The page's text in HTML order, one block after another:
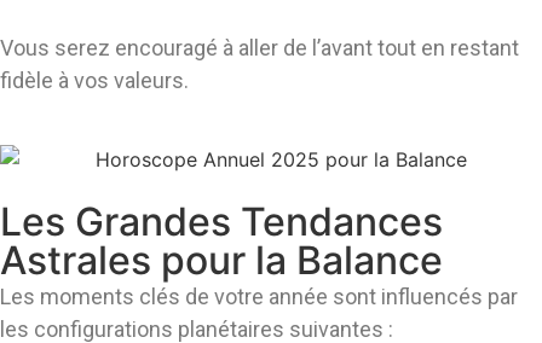
Vous serez encouragé à aller de l’avant tout en restant
fidèle à vos valeurs.
Les Grandes Tendances
Astrales pour la Balance
Les moments clés de votre année sont influencés par
les configurations planétaires suivantes :